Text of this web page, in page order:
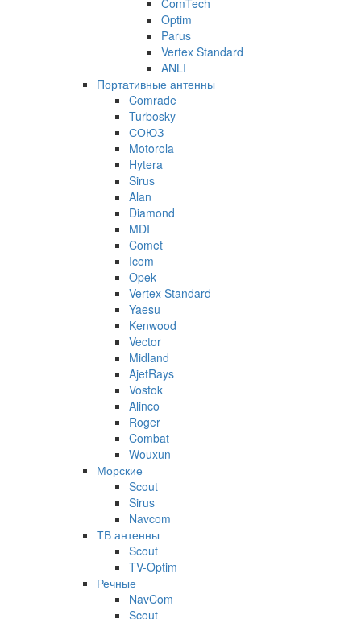
Optim
Parus
Vertex Standard
ANLI
Портативные антенны
Comrade
Turbosky
СОЮЗ
Motorola
Hytera
Sirus
Alan
Diamond
MDI
Comet
Icom
Opek
Vertex Standard
Yaesu
Kenwood
Vector
Midland
AjetRays
Vostok
Alinco
Roger
Combat
Wouxun
Морские
Scout
Sirus
Navcom
ТВ антенны
Scout
TV-Optim
Речные
NavCom
Scout